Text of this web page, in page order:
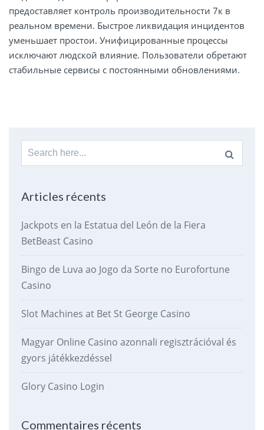
предоставляет контроль производительности 7к в
реальном времени. Быстрое ликвидация инцидентов
уменьшает простои. Унифицированные процессы
исключают людской влияние. Пользователи обретают
стабильные сервисы с постоянными обновлениями.
Search
for:
Articles récents
Jackpots en la Estatua del León de la Fiera
BetBeast Casino
Bingo de Luva ao Jogo da Sorte no Eurofortune
Casino
Slot Machines at Bet St George Casino
Magyar Online Casino azonnali regisztrációval és
gyors játékkezdéssel
Glory Casino Login
Commentaires récents